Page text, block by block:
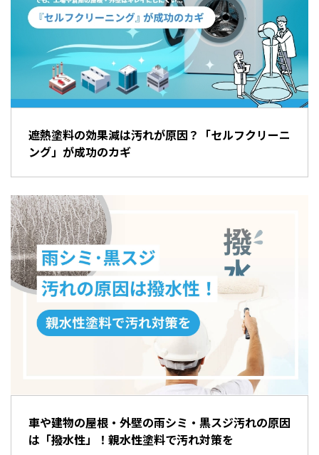
遮熱塗料の効果減は汚れが原因？「セルフクリーニ
ング」が成功のカギ
車や建物の屋根・外壁の雨シミ・黒スジ汚れの原因
は「撥水性」！親水性塗料で汚れ対策を